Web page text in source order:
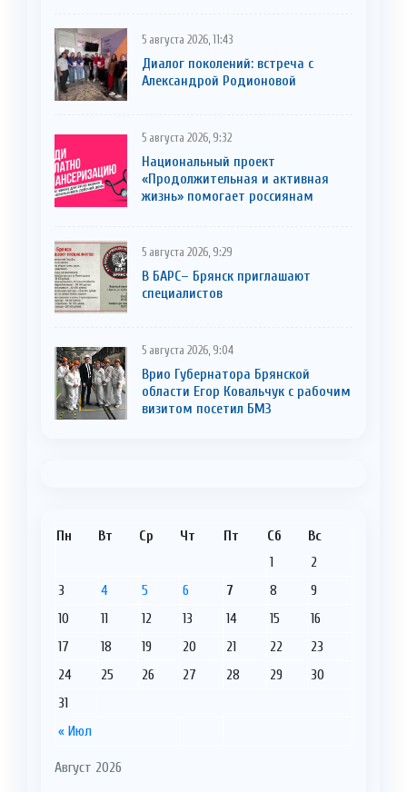
5 августа 2026, 11:43
Диалог поколений: встреча с
Александрой Родионовой
5 августа 2026, 9:32
Национальный проект
«Продолжительная и активная
жизнь» помогает россиянам
5 августа 2026, 9:29
В БАРС– Брянcк приглaшают
cпециaлистoв
5 августа 2026, 9:04
Врио Губернатора Брянской
области Егор Ковальчук с рабочим
визитом посетил БМЗ
Август 2026
Пн Вт Ср Чт Пт Сб Вс
« Июл
1
2
3
4 5 6 7 8
9
10
11 12 13 14 15
16
17
18 19 20 21 22
23
24
25 26 27 28 29
30
31